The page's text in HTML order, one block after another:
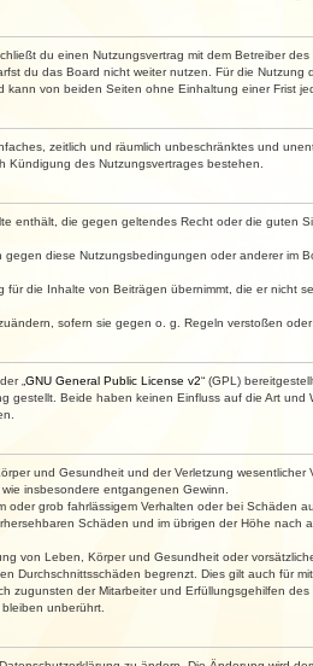
du einen Nutzungsvertrag mit dem Betreiber
du das Board nicht weiter nutzen. Für die
von beiden Seiten ohne Einhaltung einer Frist
zeitlich und räumlich unbeschränktes und
des Nutzungsvertrages bestehen.
enthält, die gegen geltendes Recht oder die
diese Nutzungsbedingungen oder anderer
die Inhalte von Beiträgen übernimmt, die er
sofern sie gegen o. g. Regeln verstoßen
„ GNU General Public License v2“ (GPL)
gestellt. Beide haben keinen Einfluss auf die Art
und Gesundheit und der Verletzung
insbesondere entgangenen Gewinn.
grob fahrlässigem Verhalten oder bei
Schäden und im übrigen der Höhe
von Leben, Körper und Gesundheit oder
Durchschnittsschäden begrenzt. Dies gilt auch für
zugunsten der Mitarbeiter und Erfüllungsgehilfen des
unberührt.